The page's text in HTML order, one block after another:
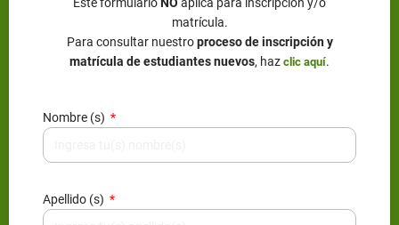
matrícula.
Para consultar nuestroproceso de inscripción y
matrícula de estudiantes nuevos, haz clic aquí.
Nombre (s)
Apellido (s)